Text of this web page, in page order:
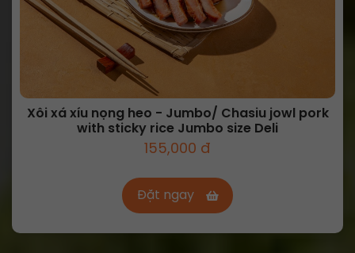
Xôi xá xíu nọng heo - Jumbo/ Chasiu jowl pork
with sticky rice Jumbo size Deli
155,000 đ
Đặt ngay